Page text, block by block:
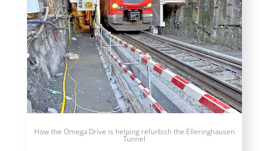
How the Omega Drive is helping refurbish the Elleringhausen
Tunnel